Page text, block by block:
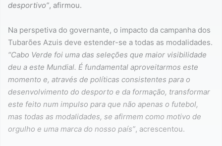
desportivo”, afirmou.
Na perspetiva do governante, o impacto da campanha dos
Tubarões Azuis deve estender-se a todas as modalidades.
“Cabo Verde foi uma das seleções que maior visibilidade
deu a este Mundial. É fundamental aproveitarmos este
momento e, através de políticas consistentes para o
desenvolvimento do desporto e da formação, transformar
este feito num impulso para que não apenas o futebol,
mas todas as modalidades, se afirmem como motivo de
orgulho e uma marca do nosso país”, acrescentou.